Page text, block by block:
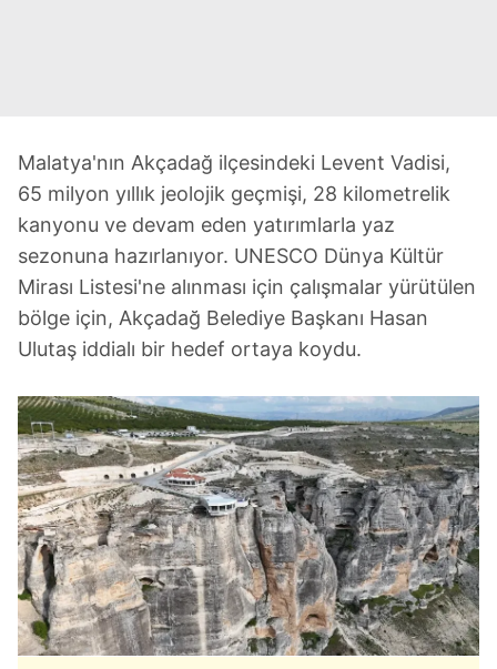
Malatya'nın Akçadağ ilçesindeki Levent Vadisi,
65 milyon yıllık jeolojik geçmişi, 28 kilometrelik
kanyonu ve devam eden yatırımlarla yaz
sezonuna hazırlanıyor. UNESCO Dünya Kültür
Mirası Listesi'ne alınması için çalışmalar yürütülen
bölge için, Akçadağ Belediye Başkanı Hasan
Ulutaş iddialı bir hedef ortaya koydu.